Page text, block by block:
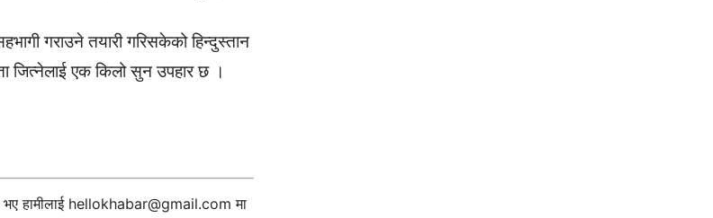
गराउने तयारी गरिसकेको हिन्दुस्तान
जित्नेलाई एक किलो सुन उपहार छ ।
हामीलाई hellokhabar@gmail.com मा